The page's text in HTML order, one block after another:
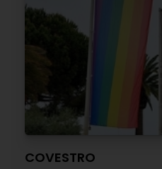
COVESTRO